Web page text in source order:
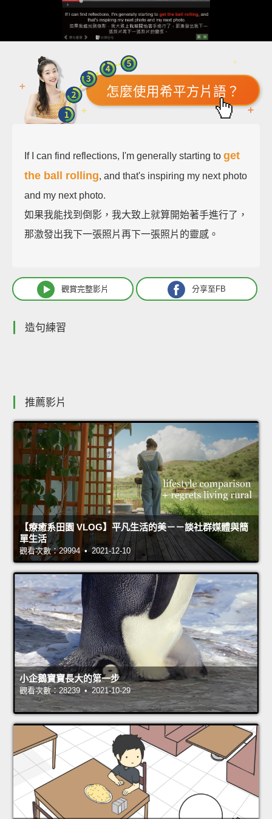
怎麼使用希平方片語？
If I can find reflections, I'm generally starting to get
the ball rolling, and that's inspiring my next photo
and my next photo.
如果我能找到倒影，我大致上就算開始著手進行了，
那激發出我下一張照片再下一張照片的靈感。
觀賞完整影片 分享至FB
造句練習
推薦影片
【療癒系田園 VLOG】平凡生活的美－－談社群媒體與簡
單生活
觀看次數：29994 • 2021-12-10
小企鵝寶寶長大的第一步
觀看次數：28239 • 2021-10-29